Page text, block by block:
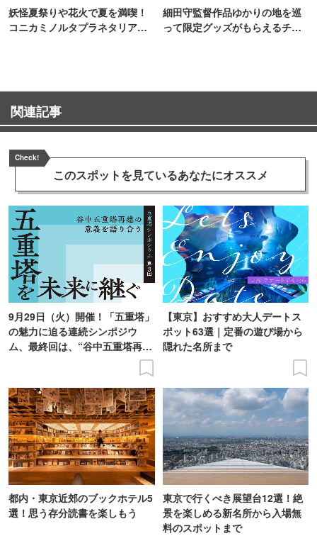
妖怪夏祭りや花火で夏を満喫！
コニカミノルタプラネタリア
細田守監督作品ゆかりの地を巡
って限定グッズがもらえるチャ
関連記事
Check!
このスポットを見ているあなたにオススメ
9月29日（火）開催！「五重塔」
の魅力に迫る連続シンポジウ
ム、最終回は、“谷中五重塔再建
【東京】おすすめ大人デートス
ポット63選｜定番の遊び場から
隠れた名所まで
都内・東京近郊のブックホテル5
選！思う存分読書を楽しもう
東京で行くべき展望台12選！絶
景を楽しめる新名所から入場無
料のスポットまで